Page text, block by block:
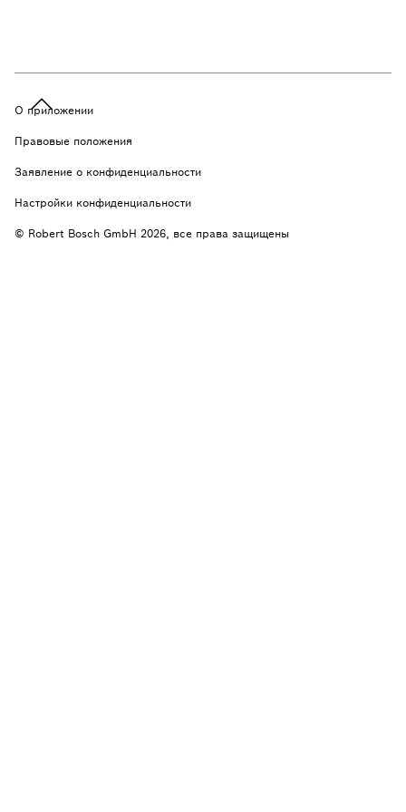
О приложении
Правовые положения
Заявление о конфиденциальности
Настройки конфиденциальности
© Robert Bosch GmbH 2026, все права защищены